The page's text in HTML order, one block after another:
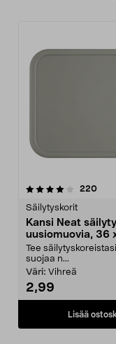
220
Säilytyskorit
Kansi Neat
uusiomuovia, 36
Tee
suojaa n...
Väri: Vihreä
2,99
Lisää